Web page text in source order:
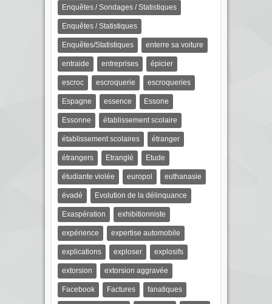
Enquêtes / Sondages / Statistiques
Enquêtes / Statistiques
Enquêtes/Statistiques enterre sa voiture
entraide entreprises épicier
escroc escroquerie escroqueries
Espagne essence Essone
Essonne établissement scolaire
établissement scolaires étranger
étrangers Etranglé Etude
étudiante violée europol euthanasie
évadé Evolution de la délinquance
Exaspération exhibitionniste
expérience expertise automobile
explications exploser explosifs
extorsion extorsion aggravée
Facebook Factures fanatiques